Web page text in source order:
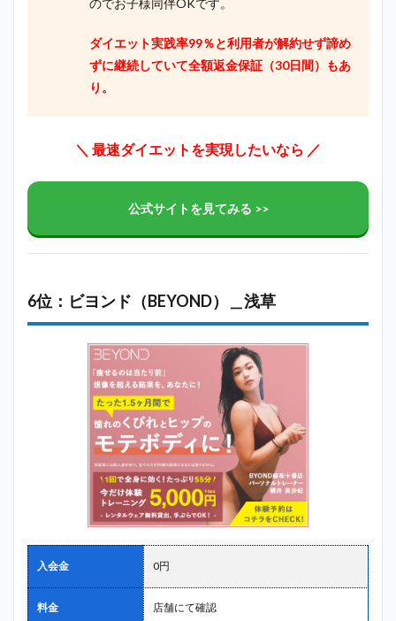
ダイエット実践率99％と利用者が解約せず諦め
ずに継続していて全額返金保証（30日間）もあ
り。
＼ 最速ダイエットを実現したいなら ／
公式サイトを見てみる >>
6位：ビヨンド（BEYOND）＿浅草
入会金 0円
料金 店舗にて確認